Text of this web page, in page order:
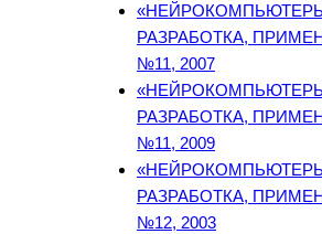
РАЗРАБОТКА,
№11, 2007
РАЗРАБОТКА,
№11, 2009
РАЗРАБОТКА,
№12, 2003